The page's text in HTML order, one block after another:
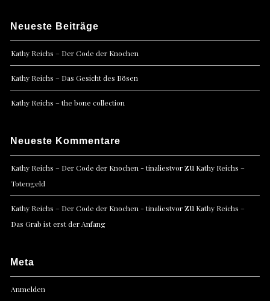
Neueste Beiträge
Kathy Reichs – Der Code der Knochen
Kathy Reichs – Das Gesicht des Bösen
Kathy Reichs – the bone collection
Neueste Kommentare
Kathy Reichs – Der Code der Knochen - tinaliestvorzu Kathy Reichs –
Totengeld
Kathy Reichs – Der Code der Knochen - tinaliestvorzu Kathy Reichs –
Das Grab ist erst der Anfang
Meta
Anmelden